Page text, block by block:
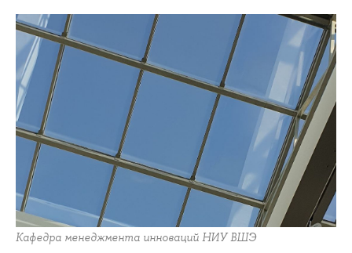
Кафедра менеджмента инноваций НИУ ВШЭ